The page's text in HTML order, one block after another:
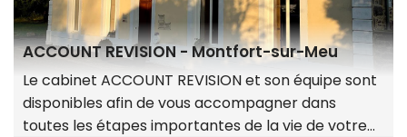
ACCOUNT REVISION - Montfort-sur-Meu
Le cabinet ACCOUNT REVISION et son équipe sont
disponibles afin de vous accompagner dans
toutes les étapes importantes de la vie de votre